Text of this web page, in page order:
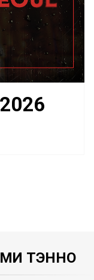
ТЭННО